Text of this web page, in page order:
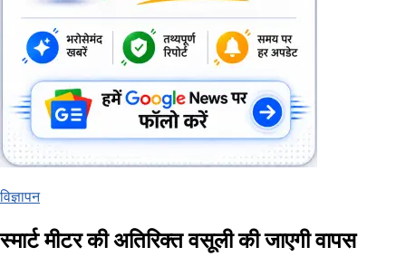
विज्ञापन
स्मार्ट मीटर की अतिरिक्त वसूली की जाएगी वापस